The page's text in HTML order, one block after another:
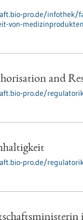
pro.de/infothek/
von-
and
pro.de/
pro.de/